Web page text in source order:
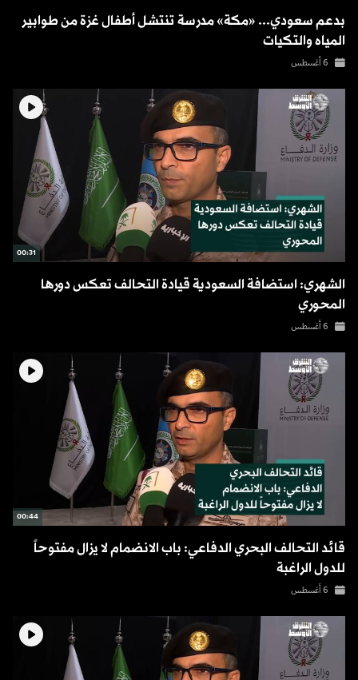
بدعم سعودي... «مكة» مدرسة تنتشل أطفال غزة من طوابير
المياه والتكيات
6 أغسطس
00:31
الشهري: استضافة السعودية قيادة التحالف تعكس دورها
المحوري
6 أغسطس
00:44
قائد التحالف البحري الدفاعي: باب الانضمام لا يزال مفتوحاً
للدول الراغبة
6 أغسطس